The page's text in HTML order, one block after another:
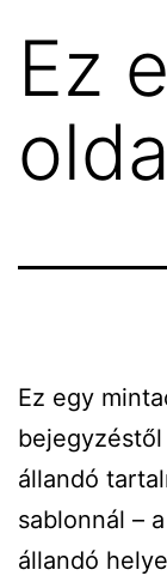
Ez
Ez egy
állandó
sablonnál –
állandó